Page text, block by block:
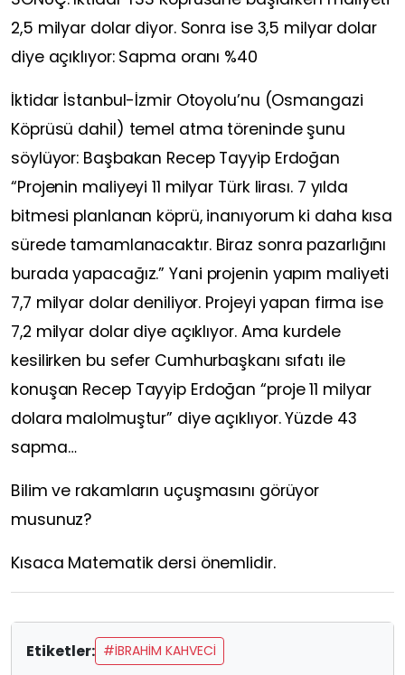
2,5 milyar dolar diyor. Sonra ise 3,5 milyar dolar
diye açıklıyor: Sapma oranı %40
İktidar İstanbul-İzmir Otoyolu’nu (Osmangazi
Köprüsü dahil) temel atma töreninde şunu
söylüyor: Başbakan Recep Tayyip Erdoğan
“Projenin maliyeyi 11 milyar Türk lirası. 7 yılda
bitmesi planlanan köprü, inanıyorum ki daha kısa
sürede tamamlanacaktır. Biraz sonra pazarlığını
burada yapacağız.” Yani projenin yapım maliyeti
7,7 milyar dolar deniliyor. Projeyi yapan firma ise
7,2 milyar dolar diye açıklıyor. Ama kurdele
kesilirken bu sefer Cumhurbaşkanı sıfatı ile
konuşan Recep Tayyip Erdoğan “proje 11 milyar
dolara malolmuştur” diye açıklıyor. Yüzde 43
sapma…
Bilim ve rakamların uçuşmasını görüyor
musunuz?
Kısaca Matematik dersi önemlidir.
Etiketler: #İBRAHIM KAHVECI